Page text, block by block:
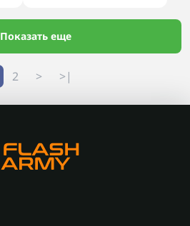
Показать еще
2 > >|